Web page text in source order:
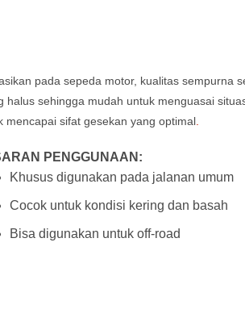
pada sepeda motor, kualitas sempurna
sehingga mudah untuk menguasai
mencapai sifat gesekan yang optimal
PENGGUNAAN:
Khusus digunakan pada jalanan umum
Cocok untuk kondisi kering dan basah
Bisa digunakan untuk off-road